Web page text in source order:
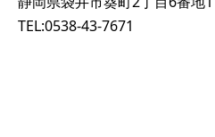
TEL:0538-43-7671